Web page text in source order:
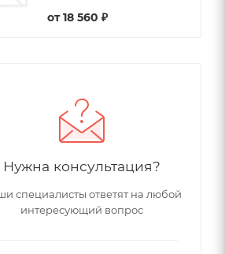
от18 560 ₽
Нужна консультация?
специалисты ответят на любой
интересующий вопрос